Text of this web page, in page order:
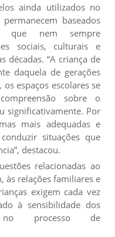
ainda utilizados no
baseados
que nem sempre
sociais, culturais e
décadas. “A criança de
daquela de gerações
espaços escolares se
sobre o
significativamente. Por
mais adequadas e
situações que
destacou.
relacionadas ao
às relações familiares e
exigem cada vez
à sensibilidade dos
no processo de